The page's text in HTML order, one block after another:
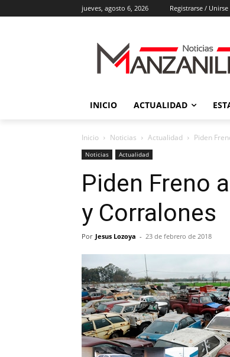
jueves, agosto 6, 2026 Registrarse / Unirse
INICIO ACTUALIDAD
Inicio Noticias Actualidad Piden
Noticias Actualidad
Piden Freno
y Corralones
Por Jesus Lozoya - 23 de febrero de 2018